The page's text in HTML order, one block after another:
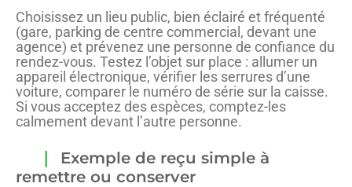
Choisissez un lieu public, bien éclairé et fréquenté
(gare, parking de centre commercial, devant une
agence) et prévenez une personne de confiance du
rendez-vous. Testez l’objet sur place : allumer un
appareil électronique, vérifier les serrures d’une
voiture, comparer le numéro de série sur la caisse.
Si vous acceptez des espèces, comptez-les
calmement devant l’autre personne.
Exemple de reçu simple à
remettre ou conserver